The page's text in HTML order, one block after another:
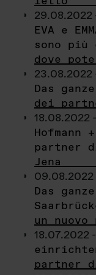
29.08.2022
EVA e
sono
dove
23.08.2022
Das
dei
18.08.2022 -
partner
Jena
09.08.2022
Das
un nuovo
18.07.2022 -
partner